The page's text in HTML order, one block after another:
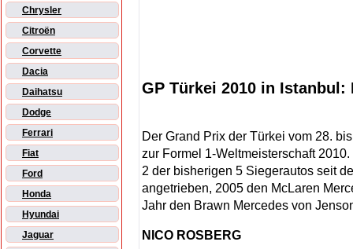
Chrysler
Citroën
Corvette
Dacia
Daihatsu
Dodge
Ferrari
Fiat
Ford
Honda
Hyundai
Jaguar
GP Türkei 2010 in Istanbul:
Der Grand Prix der Türkei vom 28.
zur Formel 1-Weltmeisterschaft 2010.
2 der bisherigen 5 Siegerautos seit
angetrieben, 2005 den McLaren
Jahr den Brawn Mercedes von
NICO ROSBERG